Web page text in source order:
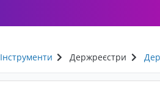
Інструменти Держреєстри